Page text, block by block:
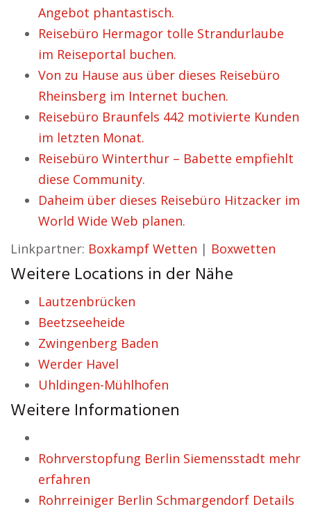
Angebot phantastisch.
Reisebüro Hermagor tolle Strandurlaube
im Reiseportal buchen.
Von zu Hause aus über dieses Reisebüro
Rheinsberg im Internet buchen.
Reisebüro Braunfels 442 motivierte Kunden
im letzten Monat.
Reisebüro Winterthur – Babette empfiehlt
diese Community.
Daheim über dieses Reisebüro Hitzacker im
World Wide Web planen.
Linkpartner: Boxkampf Wetten | Boxwetten
Weitere Locations in der Nähe
Lautzenbrücken
Beetzseeheide
Zwingenberg Baden
Werder Havel
Uhldingen-Mühlhofen
Weitere Informationen
Rohrverstopfung Berlin Siemensstadt mehr
erfahren
Rohrreiniger Berlin Schmargendorf Details